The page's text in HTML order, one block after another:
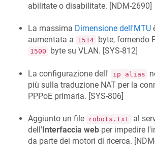
abilitate o disabilitate. [NDM-2690]
La massima Dimensione dell'MTU
aumentata a
1514 byte, fornendo
1500 byte su VLAN. [SYS-812]
La configurazione dell' ip alias
più sulla traduzione NAT per la
PPPoE primaria. [SYS-806]
Aggiunto un file robots.txt
al
dell'Interfaccia web per impedire
da parte dei motori di ricerca. [